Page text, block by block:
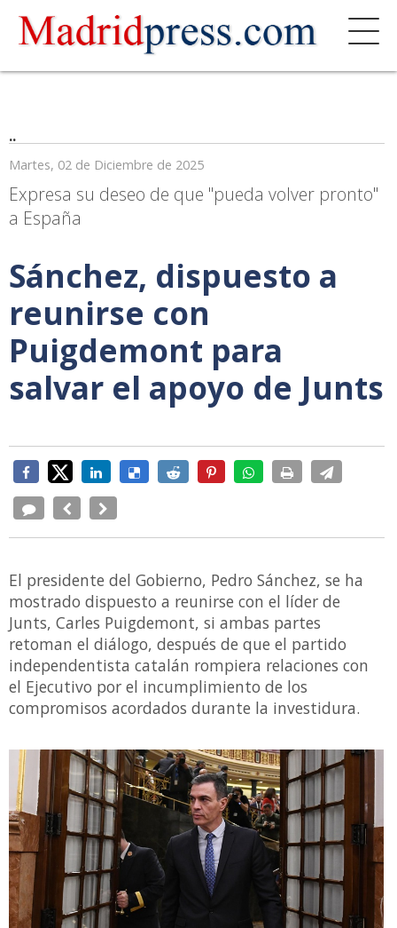
..
Martes, 02 de Diciembre de 2025
Expresa su deseo de que "pueda volver pronto"
a España
Sánchez, dispuesto a
reunirse con
Puigdemont para
salvar el apoyo de Junts
El presidente del Gobierno, Pedro Sánchez, se ha
mostrado dispuesto a reunirse con el líder de
Junts, Carles Puigdemont, si ambas partes
retoman el diálogo, después de que el partido
independentista catalán rompiera relaciones con
el Ejecutivo por el incumplimiento de los
compromisos acordados durante la investidura.